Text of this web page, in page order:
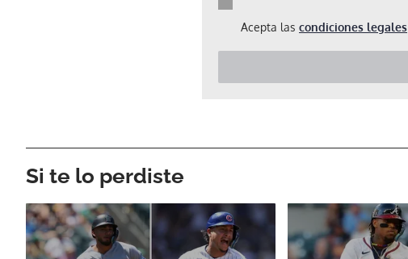
Acepta las condiciones legales
Si te lo perdiste